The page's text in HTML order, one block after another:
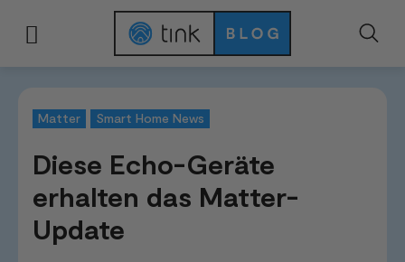
Matter Smart Home News
Diese Echo-Geräte
erhalten das Matter-
Update